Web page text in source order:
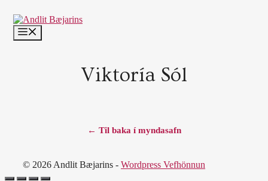
content
Viktoría Sól
← Til baka í myndasafn
© 2026 Andlit Bæjarins - Wordpress Vefhönnun